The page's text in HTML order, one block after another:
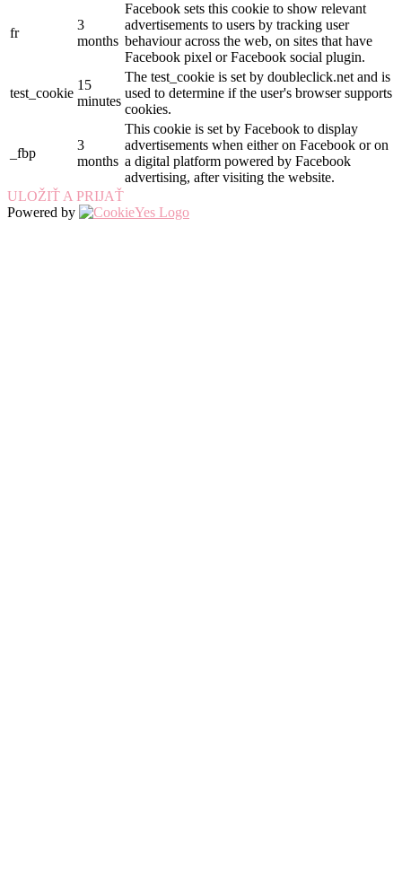
fr
3
months
Facebook sets this cookie to show relevant
advertisements to users by tracking user
behaviour across the web, on sites that have
Facebook pixel or Facebook social plugin.
test_cookie
15
minutes
The test_cookie is set by doubleclick.net and is
used to determine if the user's browser supports
cookies.
_fbp
3
months
This cookie is set by Facebook to display
advertisements when either on Facebook or on
a digital platform powered by Facebook
advertising, after visiting the website.
ULOŽIŤ A PRIJAŤ
Powered by